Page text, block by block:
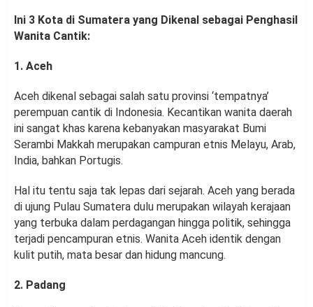
Ini 3 Kota di Sumatera yang Dikenal sebagai Penghasil
Wanita Cantik:
1. Aceh
Aceh dikenal sebagai salah satu provinsi ‘tempatnya’
perempuan cantik di Indonesia. Kecantikan wanita daerah
ini sangat khas karena kebanyakan masyarakat Bumi
Serambi Makkah merupakan campuran etnis Melayu, Arab,
India, bahkan Portugis.
Hal itu tentu saja tak lepas dari sejarah. Aceh yang berada
di ujung Pulau Sumatera dulu merupakan wilayah kerajaan
yang terbuka dalam perdagangan hingga politik, sehingga
terjadi pencampuran etnis. Wanita Aceh identik dengan
kulit putih, mata besar dan hidung mancung.
2. Padang